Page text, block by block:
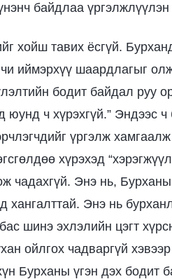
байдлаа үргэлжлүүлэн
хойш тавих ёсгүй.
иймэрхүү шаардлагыг
бодит байдал руу
юунд ч хүрэхгүй.” Эндээс
үргэлж
хүрэхэд
чадахгүй. Энэ нь,
хангалттай. Энэ нь
шинэ эхлэлийн цэгт
ойлгох чадваргүй
Бурханы үгэн дэх бодит